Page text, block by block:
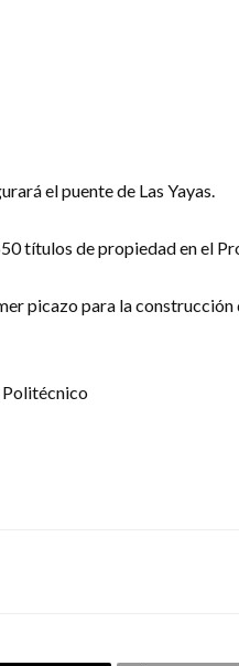
el puente de Las Yayas.
títulos de propiedad en el
picazo para la
Politécnico